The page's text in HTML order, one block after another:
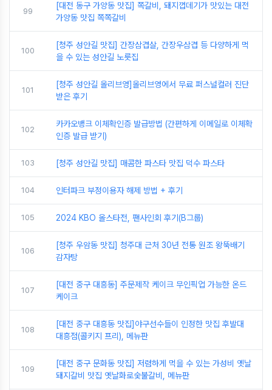
99
[대전 동구 가양동 맛집] 쪽갈비, 돼지껍데기가 맛있는 대전
가양동 맛집 쪽쪽갈비
100
[청주 성안길 맛집] 간장삼겹살, 간장우삼겹 등 다양하게 먹
을 수 있는 성안길 노릇집
101
[청주 성안길 올리브영]올리브영에서 무료 퍼스널컬러 진단
받은 후기
102
카카오뱅크 이체확인증 발급방법 (간편하게 이메일로 이체확
인증 발급 받기)
103 [청주 성안길 맛집] 매콤한 파스타 맛집 덕수 파스타
104 인터파크 부정이용자 해제 방법 + 후기
105 2024 KBO 올스타전, 팬사인회 후기(B그룹)
106
[청주 우암동 맛집] 청주대 근처 30년 전통 원조 왕뚝배기
감자탕
107
[대전 중구 대흥동] 주문제작 케이크 무인픽업 가능한 온드
케이크
108
[대전 중구 대흥동 맛집]야구선수들이 인정한 맛집 후발대
대흥점(콜키지 프리), 메뉴판
109
[대전 중구 문화동 맛집] 저렴하게 먹을 수 있는 가성비 옛날
돼지갈비 맛집 옛날화로숯불갈비, 메뉴판